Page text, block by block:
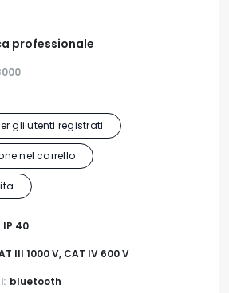
professionale
gli utenti registrati
nel carrello
IP 40
III 1000 V, CAT IV 600 V
bluetooth